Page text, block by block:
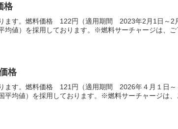
格
ます。燃料価格 122円（適用期間 2023年2月1日～2
均値）を採用しております。※燃料サーチャージは、ご
格
ます。燃料価格 121円（適用期間 2026年４月１日
均値）を採用しております。※燃料サーチャージは、